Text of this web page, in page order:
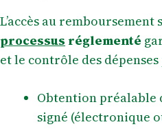
L’accès au remboursement
processus réglementé
et le contrôle des
Obtention préalable
signé (électronique